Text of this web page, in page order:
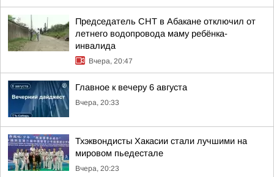
Председатель СНТ в Абакане отключил от
летнего водопровода маму ребёнка-
инвалида
Вчера, 20:47
Главное к вечеру 6 августа
Вчера, 20:33
Тхэквондисты Хакасии стали лучшими на
мировом пьедестале
Вчера, 20:23